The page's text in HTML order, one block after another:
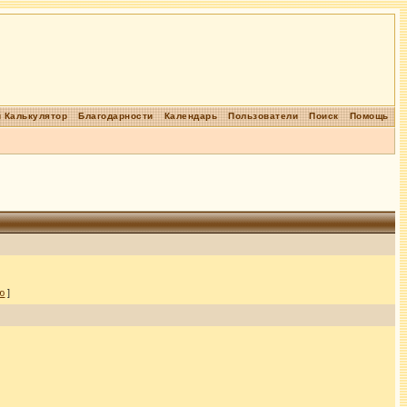
Помощь
Поиск
Пользователи
Календарь
Благодарности
]